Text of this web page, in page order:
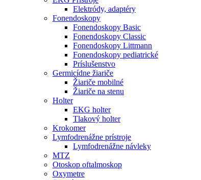
Elektródy, adaptéry
Fonendoskopy
Fonendoskopy Basic
Fonendoskopy Classic
Fonendoskopy Littmann
Fonendoskopy pediatrické
Príslušenstvo
Germicídne žiariče
Žiariče mobilné
Žiariče na stenu
Holter
EKG holter
Tlakový holter
Krokomer
Lymfodrenážne prístroje
Lymfodrenážne návleky
MTZ
Otoskop oftalmoskop
Oxymetre